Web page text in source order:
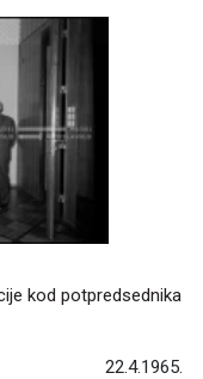
kod potpredsednika
22.4.1965.